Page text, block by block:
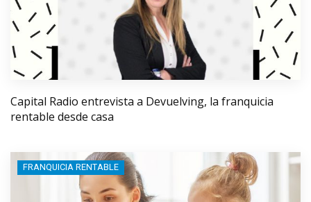
Capital Radio entrevista a Devuelving, la franquicia
rentable desde casa
FRANQUICIA RENTABLE